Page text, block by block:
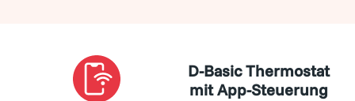
D-Basic Thermostat
mit App-Steuerung